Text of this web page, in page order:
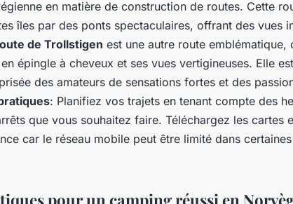
en matière de construction de routes. Cette
îles par des ponts spectaculaires, offrant des vues
de Trollstigen est une autre route emblématique,
épingle à cheveux et ses vues vertigineuses. Elle est
des amateurs de sensations fortes et des
: Planifiez vos trajets en tenant compte des
que vous souhaitez faire. Téléchargez les cartes
car le réseau mobile peut être limité dans
pour un camping réussi en